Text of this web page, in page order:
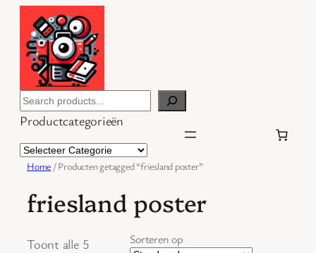
inhoud
Search
Productcategorieën
Home / Producten getagged “friesland poster”
friesland poster
Toont alle 5
Sorteren op